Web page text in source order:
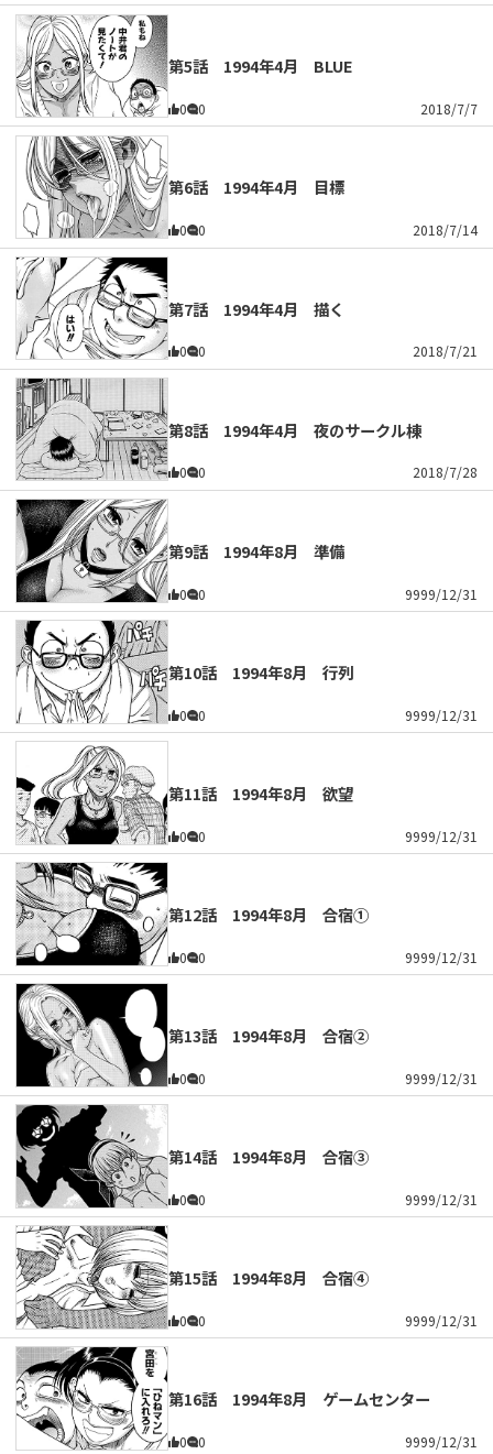
第5話 1994年4月 BLUE
0 0 2018/7/7
第6話 1994年4月 目標
0 0 2018/7/14
第7話 1994年4月 描く
0 0 2018/7/21
第8話 1994年4月 夜のサークル棟
0 0 2018/7/28
第9話 1994年8月 準備
0 0 9999/12/31
第10話 1994年8月 行列
0 0 9999/12/31
第11話 1994年8月 欲望
0 0 9999/12/31
第12話 1994年8月 合宿①
0 0 9999/12/31
第13話 1994年8月 合宿②
0 0 9999/12/31
第14話 1994年8月 合宿③
0 0 9999/12/31
第15話 1994年8月 合宿④
0 0 9999/12/31
第16話 1994年8月 ゲームセンター
0 0 9999/12/31